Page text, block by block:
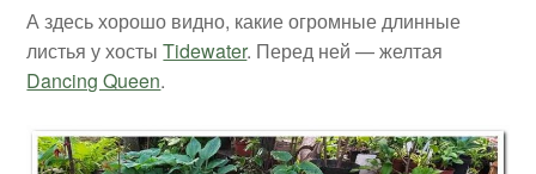
А здесь хорошо видно, какие огромные длинные
листья у хостыTidewater. Перед ней — желтая
Dancing Queen.